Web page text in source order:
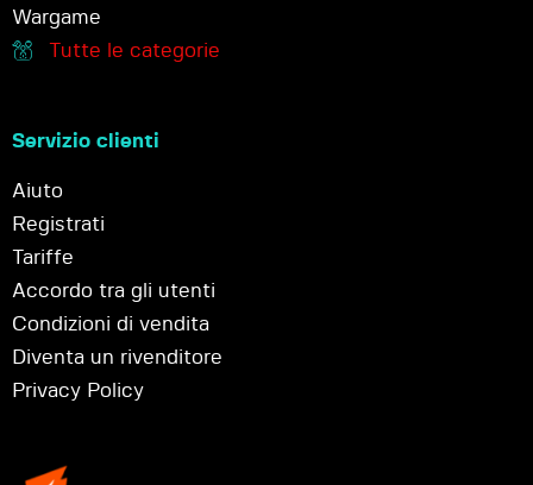
Wargame
Tutte le categorie
Servizio clienti
Aiuto
Registrati
Tariffe
Accordo tra gli utenti
Condizioni di vendita
Diventa un rivenditore
Privacy Policy